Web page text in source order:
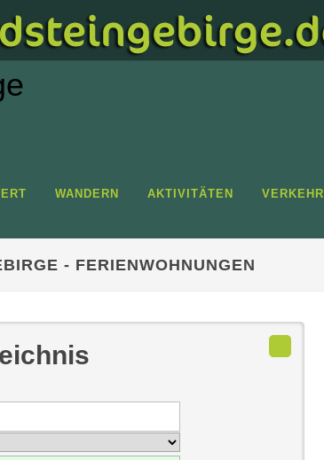
WANDERN AKTIVITÄTEN VERKEHR
- FERIENWOHNUNGEN